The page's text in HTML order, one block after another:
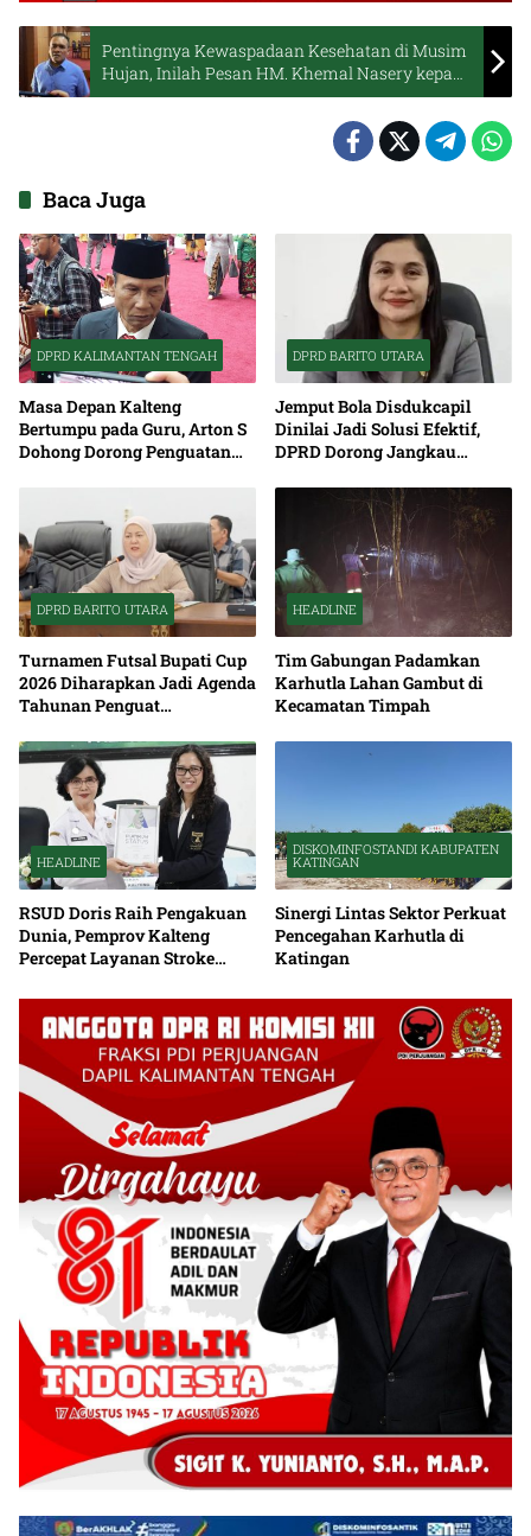
Pentingnya Kewaspadaan Kesehatan di Musim
Hujan, Inilah Pesan HM. Khemal Nasery kepada
Masyarakat
Baca Juga
DPRD KALIMANTAN TENGAH
Masa Depan Kalteng
Bertumpu pada Guru, Arton S
Dohong Dorong Penguatan
DPRD BARITO UTARA
Jemput Bola Disdukcapil
Dinilai Jadi Solusi Efektif,
DPRD Dorong Jangkau
DPRD BARITO UTARA
Turnamen Futsal Bupati Cup
2026 Diharapkan Jadi Agenda
Tahunan Penguat
HEADLINE
Tim Gabungan Padamkan
Karhutla Lahan Gambut di
Kecamatan Timpah
HEADLINE
RSUD Doris Raih Pengakuan
Dunia, Pemprov Kalteng
Percepat Layanan Stroke
DISKOMINFOSTANDI KABUPATEN
KATINGAN
Sinergi Lintas Sektor Perkuat
Pencegahan Karhutla di
Katingan